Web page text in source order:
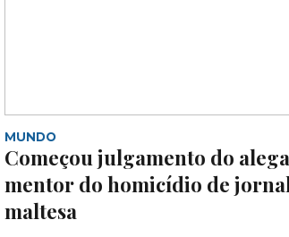
MUNDO
Começou julgamento do
mentor do homicídio de
maltesa